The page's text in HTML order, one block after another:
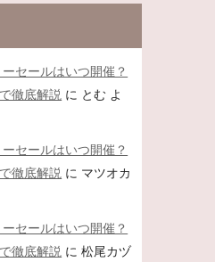
セールはいつ開催？
徹底解説 に とむ よ
セールはいつ開催？
徹底解説 に マツオカ
セールはいつ開催？
徹底解説 に松尾カヅ